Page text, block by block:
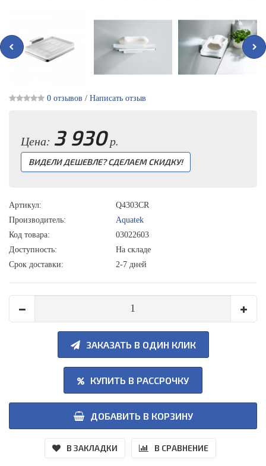
0 отзывов / Написать отзыв
Цена: 3 930р.
ВИДЕЛИ ДЕШЕВЛЕ? СДЕЛАЕМ СКИДКУ!
Артикул:
Q4303CR
Производитель:
Aquatek
Код товара:
03022603
Доступность:
На складе
Срок доставки:
2-7 дней
ЗАКАЗАТЬ В ОДИН КЛИК
КУПИТЬ В РАССРОЧКУ
ДОБАВИТЬ В КОРЗИНУ
В ЗАКЛАДКИ В СРАВНЕНИЕ